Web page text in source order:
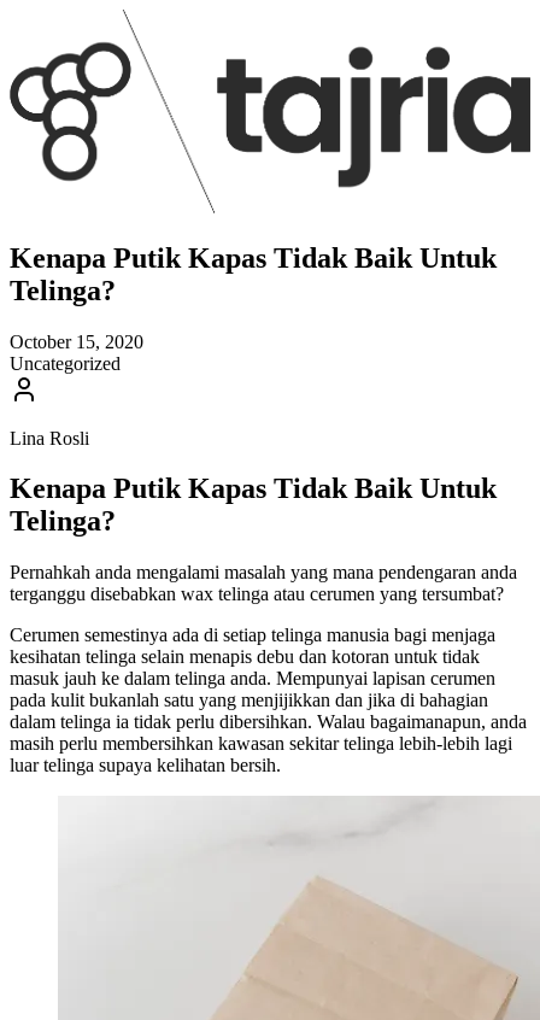
Kenapa Putik Kapas Tidak Baik Untuk
Telinga?
October 15, 2020
Uncategorized
Lina Rosli
Kenapa Putik Kapas Tidak Baik Untuk
Telinga?
Pernahkah anda mengalami masalah yang mana pendengaran anda
terganggu disebabkan wax telinga atau cerumen yang tersumbat?
Cerumen semestinya ada di setiap telinga manusia bagi menjaga
kesihatan telinga selain menapis debu dan kotoran untuk tidak
masuk jauh ke dalam telinga anda. Mempunyai lapisan cerumen
pada kulit bukanlah satu yang menjijikkan dan jika di bahagian
dalam telinga ia tidak perlu dibersihkan. Walau bagaimanapun, anda
masih perlu membersihkan kawasan sekitar telinga lebih-lebih lagi
luar telinga supaya kelihatan bersih.